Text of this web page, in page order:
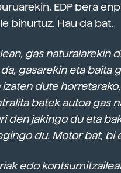
EDP bera
bihurtuz. Hau da bat.
gas naturalarekin
gasarekin eta baita
dute
batek autoa gas
den jakingo du eta
du. Motor bat, bi
edo